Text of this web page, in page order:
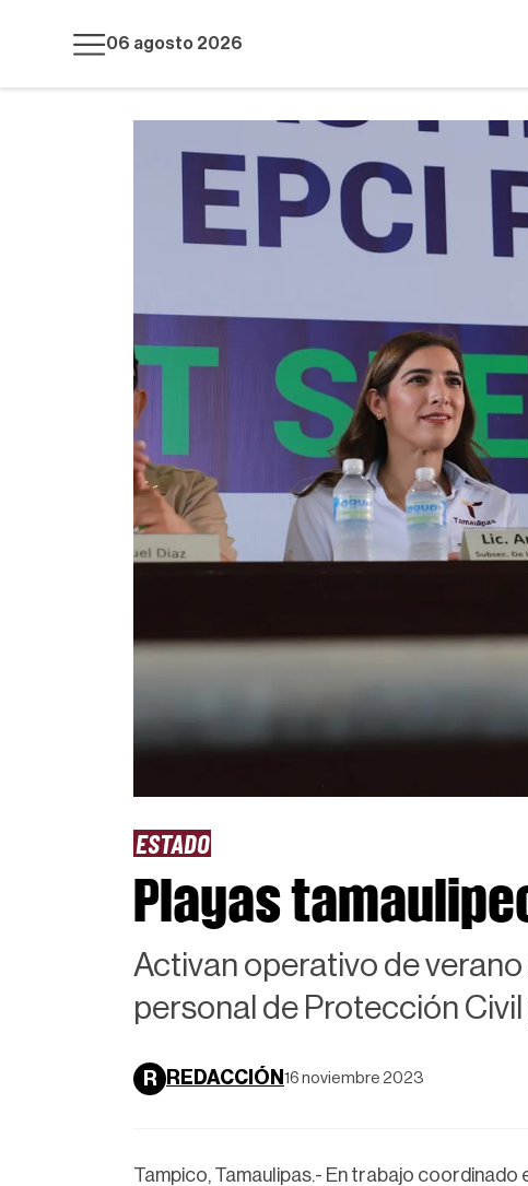
06 agosto 2026
ESTADO
Playas
Activan operativo de
personal de Protección
R REDACCIÓN 16 noviembre 2023
Tampico, Tamaulipas.- En trabajo